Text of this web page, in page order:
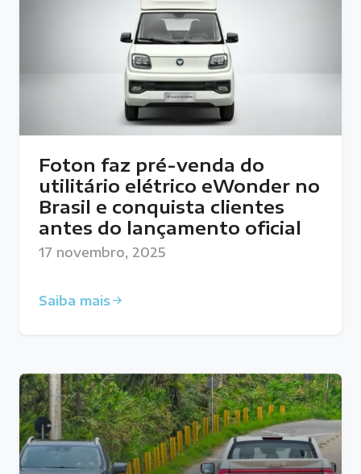
Foton faz pré-venda do
utilitário elétrico eWonder no
Brasil e conquista clientes
antes do lançamento oficial
17 novembro, 2025
Saiba mais